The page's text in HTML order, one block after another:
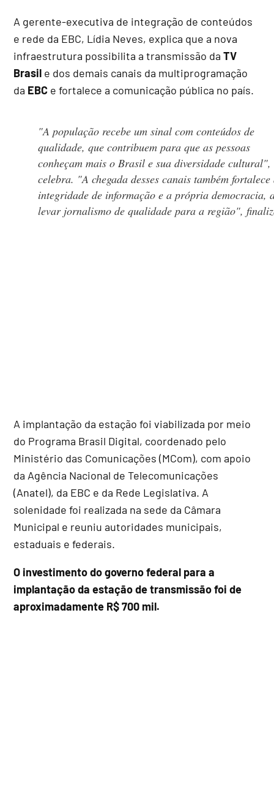
A gerente-executiva de integração de conteúdos
e rede da EBC, Lídia Neves, explica que a nova
infraestrutura possibilita a transmissão daTV
Brasil e dos demais canais da multiprogramação
da EBC e fortalece a comunicação pública no país.
"A população recebe um sinal com conteúdos de
qualidade, que contribuem para que as pessoas
conheçam mais o Brasil e sua diversidade cultural",
celebra. "A chegada desses canais também fortalece
integridade de informação e a própria democracia,
levar jornalismo de qualidade para a região",
A implantação da estação foi viabilizada por meio
do Programa Brasil Digital, coordenado pelo
Ministério das Comunicações (MCom), com apoio
da Agência Nacional de Telecomunicações
(Anatel), da EBC e da Rede Legislativa. A
solenidade foi realizada na sede da Câmara
Municipal e reuniu autoridades municipais,
estaduais e federais.
O investimento do governo federal para a
implantação da estação de transmissão foi de
aproximadamente R$ 700 mil.